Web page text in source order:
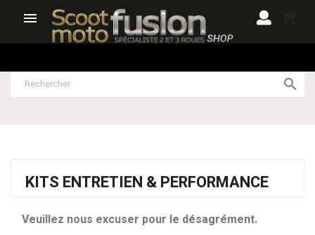


KITS ENTRETIEN & PERFORMANCE
Veuillez nous excuser pour le désagrément.